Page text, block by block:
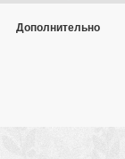
Дополнительно